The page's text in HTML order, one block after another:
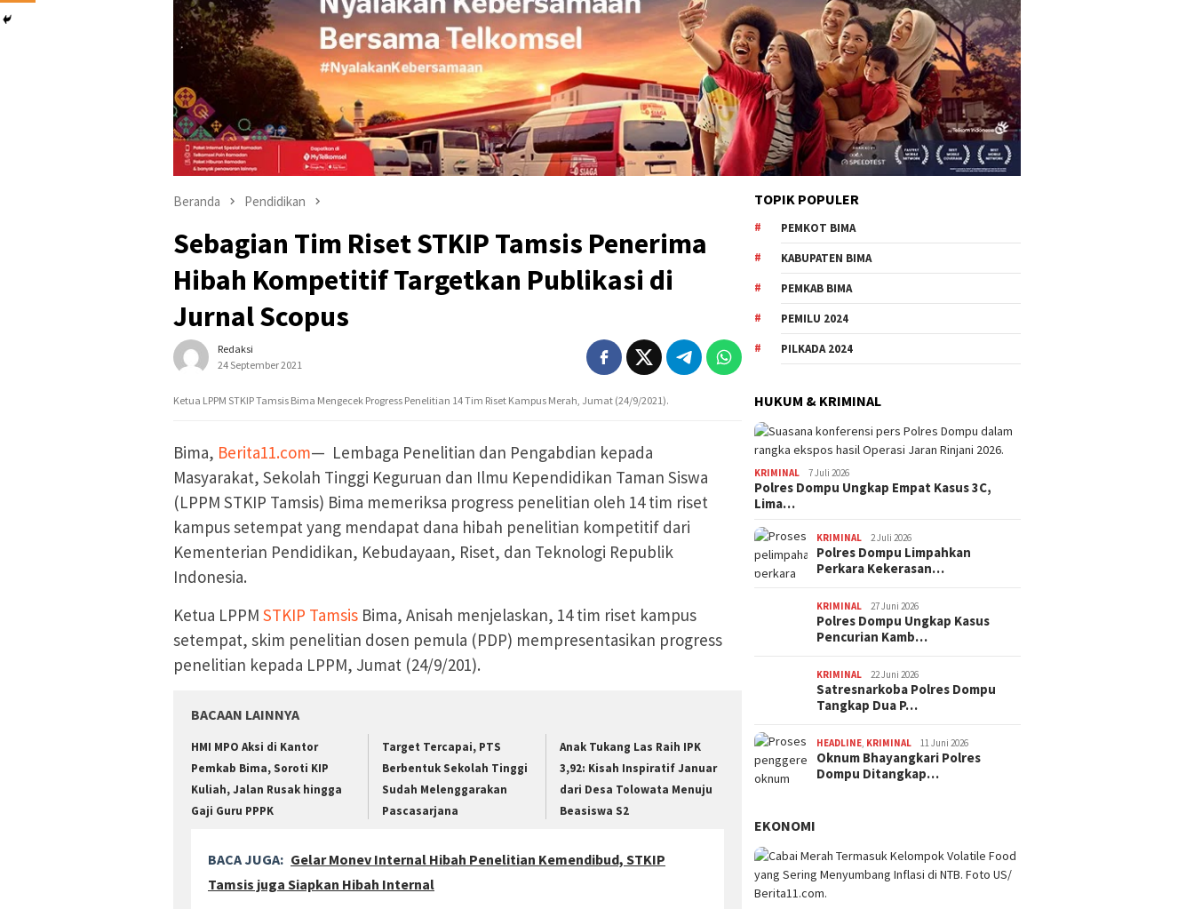
Beranda Pendidikan
Sebagian Tim Riset STKIP Tamsis Penerima
Hibah Kompetitif Targetkan Publikasi di
Jurnal Scopus
Redaksi
24 September 2021
Ketua LPPM STKIP Tamsis Bima Mengecek Progress Penelitian 14 Tim Riset Kampus Merah, Jumat (24/9/2021).
Bima, Berita11.com— Lembaga Penelitian dan Pengabdian kepada
Masyarakat, Sekolah Tinggi Keguruan dan Ilmu Kependidikan Taman Siswa
(LPPM STKIP Tamsis) Bima memeriksa progress penelitian oleh 14 tim riset
kampus setempat yang mendapat dana hibah penelitian kompetitif dari
Kementerian Pendidikan, Kebudayaan, Riset, dan Teknologi Republik
Indonesia.
Ketua LPPM STKIP Tamsis Bima, Anisah menjelaskan, 14 tim riset kampus
setempat, skim penelitian dosen pemula (PDP) mempresentasikan progress
penelitian kepada LPPM, Jumat (24/9/201).
BACAAN LAINNYA
HMI MPO Aksi di Kantor
Pemkab Bima, Soroti KIP
Kuliah, Jalan Rusak hingga
Gaji Guru PPPK
Target Tercapai, PTS
Berbentuk Sekolah Tinggi
Sudah Melenggarakan
Pascasarjana
Anak Tukang Las Raih IPK
3,92: Kisah Inspiratif Januar
dari Desa Tolowata Menuju
Beasiswa S2
BACA JUGA: Gelar Monev Internal Hibah Penelitian Kemendibud, STKIP
Tamsis juga Siapkan Hibah Internal
TOPIK POPULER
PEMKOT BIMA
KABUPATEN BIMA
PEMKAB BIMA
PEMILU 2024
PILKADA 2024
HUKUM & KRIMINAL
KRIMINAL 7 Juli 2026
Polres Dompu Ungkap Empat Kasus 3C,
Lima…
KRIMINAL 2 Juli 2026
Polres Dompu Limpahkan
Perkara Kekerasan…
KRIMINAL 27 Juni 2026
Polres Dompu Ungkap Kasus
Pencurian Kamb…
KRIMINAL 22 Juni 2026
Satresnarkoba Polres Dompu
Tangkap Dua P…
HEADLINE, KRIMINAL 11 Juni 2026
Oknum Bhayangkari Polres
Dompu Ditangkap…
EKONOMI